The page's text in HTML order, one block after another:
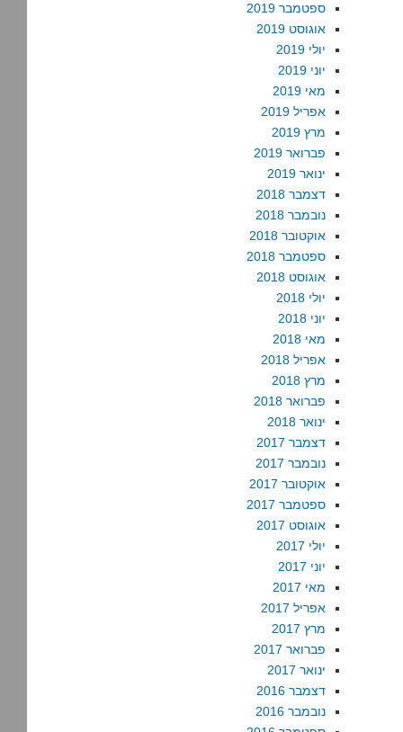
ספטמבר 2019
אוגוסט 2019
יולי 2019
יוני 2019
מאי 2019
אפריל 2019
מרץ 2019
פברואר 2019
ינואר 2019
דצמבר 2018
נובמבר 2018
אוקטובר 2018
ספטמבר 2018
אוגוסט 2018
יולי 2018
יוני 2018
מאי 2018
אפריל 2018
מרץ 2018
פברואר 2018
ינואר 2018
דצמבר 2017
נובמבר 2017
אוקטובר 2017
ספטמבר 2017
אוגוסט 2017
יולי 2017
יוני 2017
מאי 2017
אפריל 2017
מרץ 2017
פברואר 2017
ינואר 2017
דצמבר 2016
נובמבר 2016